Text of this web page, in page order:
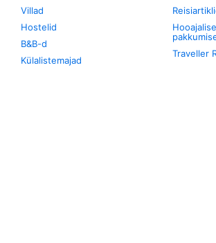
Villad
Hostelid
B&B-d
Külalistemajad
Traveller